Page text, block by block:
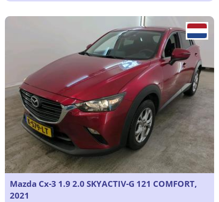
Mazda Cx-3 1.9 2.0 SKYACTIV-G 121 COMFORT,
2021